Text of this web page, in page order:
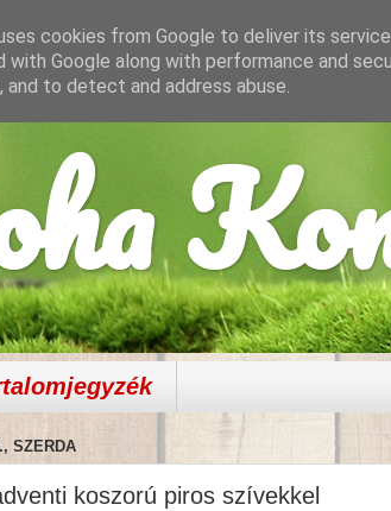
SZERDA
koszorú piros szívekkel
cookies from Google to deliver its
with Google along with performance and
to detect and address abuse.